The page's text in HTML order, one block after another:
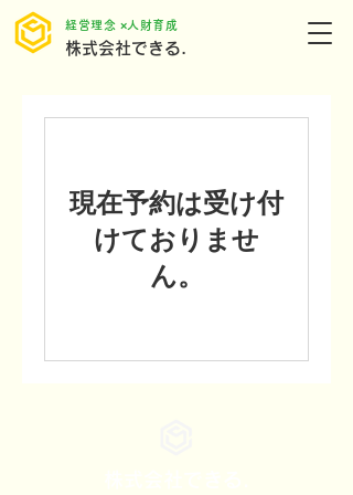
株式会社できる.
​経営理念 ×人財育成
現在予約は受け付
けておりませ
ん。